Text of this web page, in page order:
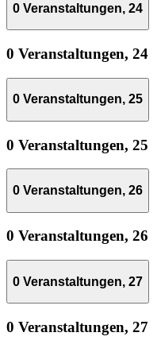
0 Veranstaltungen, 24
0 Veranstaltungen, 24
0 Veranstaltungen, 25
0 Veranstaltungen, 25
0 Veranstaltungen, 26
0 Veranstaltungen, 26
0 Veranstaltungen, 27
0 Veranstaltungen, 27